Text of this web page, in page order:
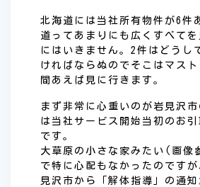
北海道には当社所有物件が6件
道ってあまりにも広くすべて
にはいきません。2件はどうし
ければならぬのでそこはマス
間あえば見に行きます。
まず非常に心重いのが岩見沢市
は当社サービス開始当初のお
です。
大草原の小さな家みたい(画像
で特に心配もなかったのです
見沢市から「解体指導」の通